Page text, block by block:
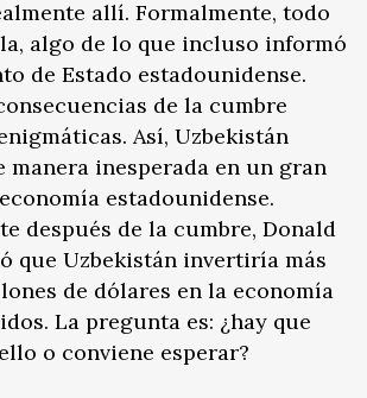
allí. Formalmente, todo
algo de lo que incluso informó
de Estado estadounidense.
de la cumbre
Así, Uzbekistán
manera inesperada en un gran
estadounidense.
después de la cumbre, Donald
que Uzbekistán invertiría más
de dólares en la economía
La pregunta es: ¿hay que
o conviene esperar?